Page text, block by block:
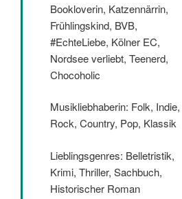
Bookloverin, Katzennärrin,
Frühlingskind, BVB,
#EchteLiebe, Kölner EC,
Nordsee verliebt, Teenerd,
Chocoholic
Musikliebhaberin: Folk, Indie,
Rock, Country, Pop, Klassik
Lieblingsgenres: Belletristik,
Krimi, Thriller, Sachbuch,
Historischer Roman